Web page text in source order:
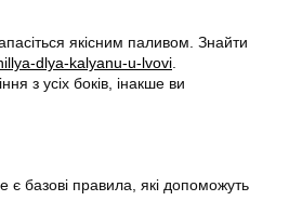
якісним паливом. Знайти
dlya-kalyanu-u-lvovi
з усіх боків, інакше ви
базові правила, які допоможуть